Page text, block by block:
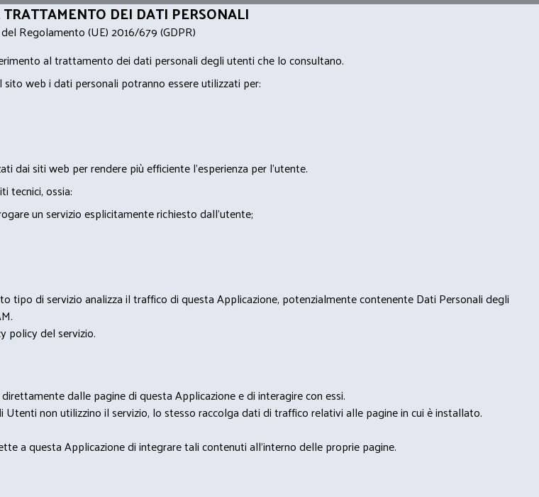
DEI DATI PERSONALI
Regolamento (UE) 2016/679 (GDPR)
al trattamento dei dati personali degli utenti che lo consultano.
web i dati personali potranno essere utilizzati per:
dai siti web per rendere più efficiente l'esperienza per l'utente.
tecnici, ossia:
un servizio esplicitamente richiesto dall'utente;
tipo di servizio analizza il traffico di questa Applicazione, potenzialmente contenente Dati Personali degli
policy del servizio.
dalle pagine di questa Applicazione e di interagire con essi.
non utilizzino il servizio, lo stesso raccolga dati di traffico relativi alle pagine in cui è installato.
a questa Applicazione di integrare tali contenuti all'interno delle proprie pagine.